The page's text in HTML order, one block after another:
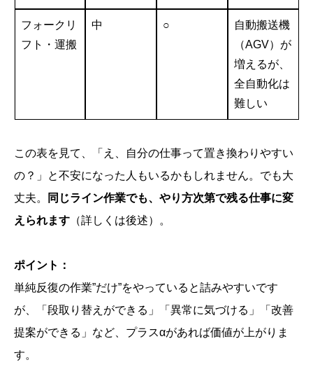
フォークリ
フト・運搬
中 ○
自動搬送機
（AGV）が
増えるが、
全自動化は
難しい
この表を見て、「え、自分の仕事って置き換わりやすい
の？」と不安になった人もいるかもしれません。でも大
丈夫。
同じライン作業でも、やり方次第で残る仕事に変
えられます （詳しくは後述）。
ポイント：
単純反復の作業”だけ”をやっていると詰みやすいです
が、「段取り替えができる」「異常に気づける」「改善
提案ができる」など、プラスαがあれば価値が上がりま
す。